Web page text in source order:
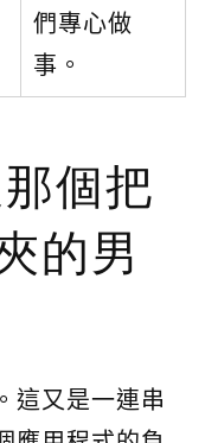
們專心做
事。
個把
的男
這又是一連串